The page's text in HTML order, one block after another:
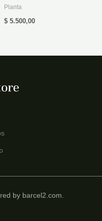
Planta
$ 5.500,00
by barcel2.com.